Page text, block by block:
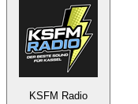
KSFM Radio